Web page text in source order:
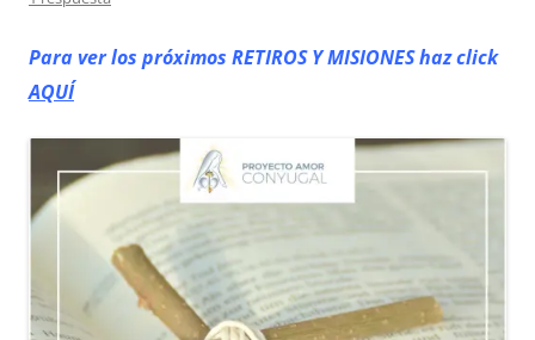
Para ver los próximos RETIROSY MISIONES haz click
AQUÍ